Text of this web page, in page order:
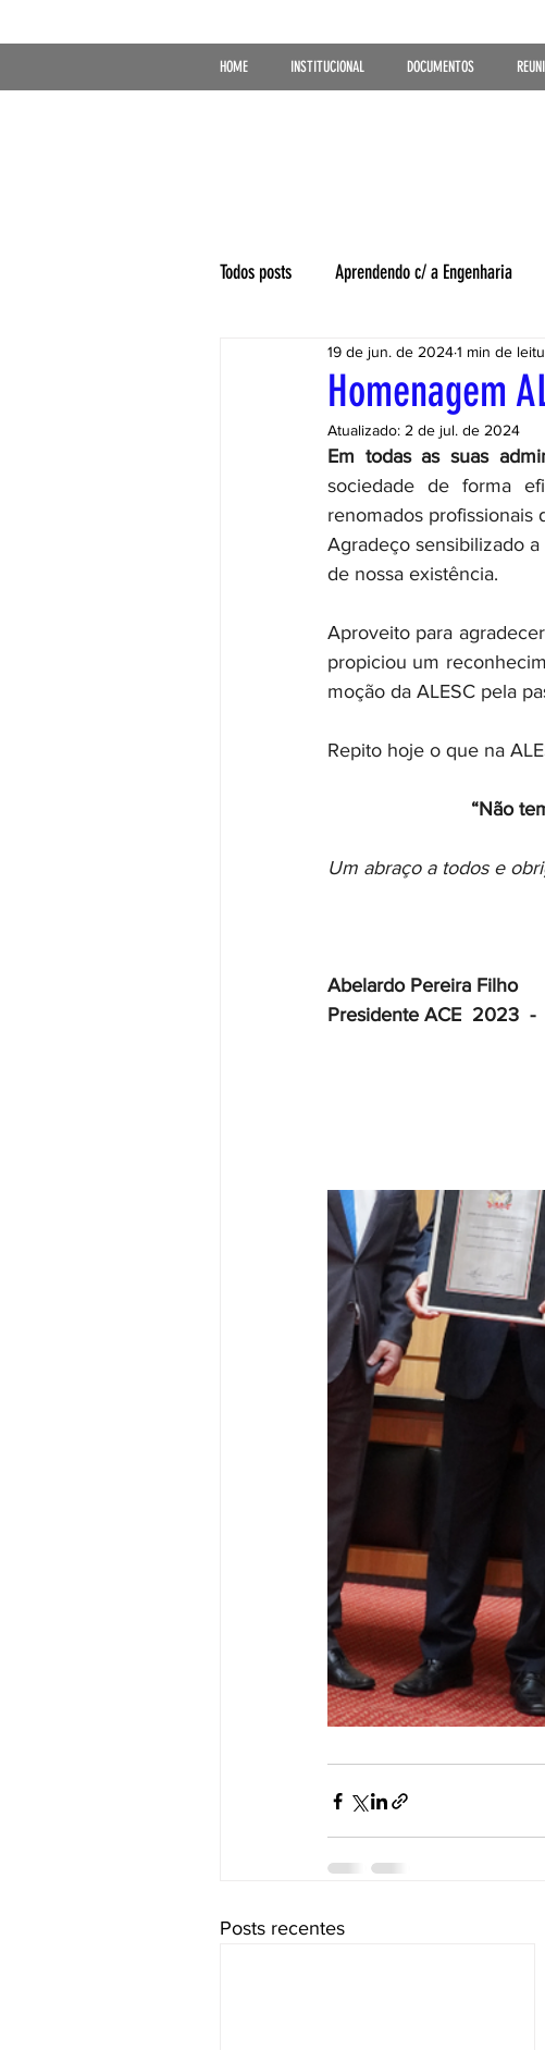
HOME INSTITUCIONAL DOCUMENTOS
Todos posts Aprendendo c/ a Engenharia
Homenagem
19 de jun. de 20241 min de
Atualizado: 2 de jul. de 2024
Em todas as suas
sociedade de forma
renomados profissionais
Agradeço sensibilizado
de nossa existência.
Aproveito para
propiciou um
moção da ALESC pela
Repito hoje o que na
“Não
Um abraço a todos e
Abelardo Pereira Filho
Presidente ACE  2023  -
Posts recentes